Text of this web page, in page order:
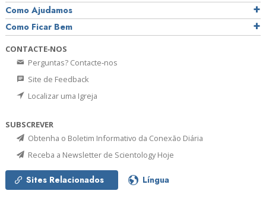
Como Ajudamos
Como Ficar Bem
CONTACTE‑NOS
Perguntas? Contacte‑nos
Site de Feedback
Localizar uma Igreja
SUBSCREVER
Obtenha o Boletim Informativo da Conexão Diária
Receba a Newsletter de Scientology Hoje
Sites Relacionados Língua